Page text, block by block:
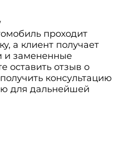
проходит
а клиент получает
и замененные
оставить отзыв о
консультацию
для дальнейшей